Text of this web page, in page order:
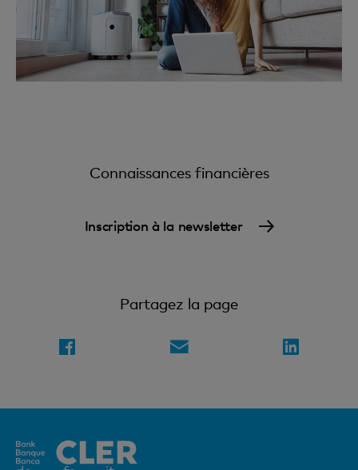
Connaissances financières
Inscription à la newsletter
Partagez la page